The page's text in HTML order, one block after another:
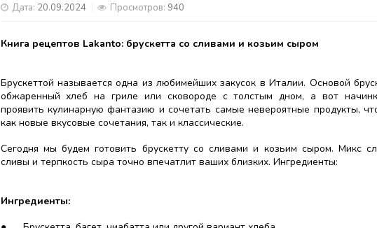
Дата: 20.09.2024 Просмотров: 940
Книга рецептов Lakanto: брускетта со сливами и козьим сыром
Брускеттой называется одна из любимейших закусок в Италии. Основой
обжаренный хлеб на гриле или сковороде с толстым дном, а вот
проявить кулинарную фантазию и сочетать самые невероятные продукты,
как новые вкусовые сочетания, так и классические.
Сегодня мы будем готовить брускетту со сливами и козьим сыром. Микс
сливы и терпкость сыра точно впечатлит ваших близких. Ингредиенты:
Ингредиенты: